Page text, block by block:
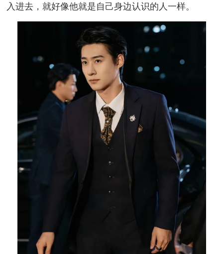
入进去，就好像他就是自己身边认识的人一样。